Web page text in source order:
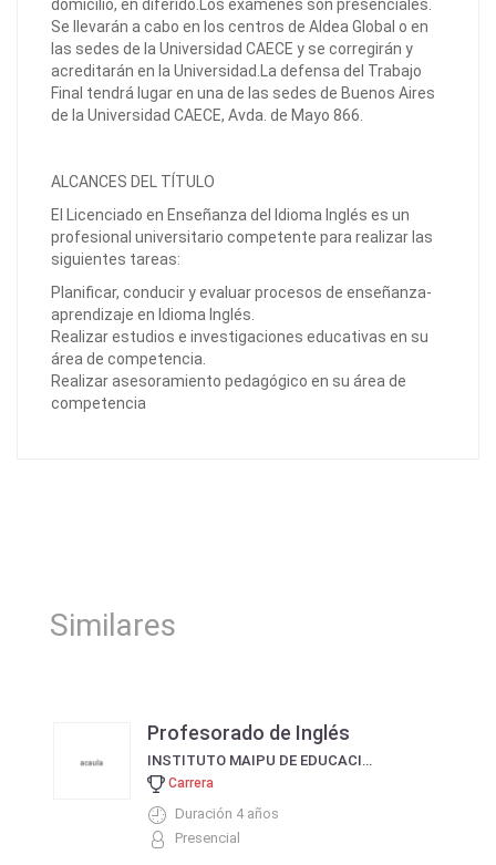
domicilio, en diferido.Los exámenes son presenciales.
Se llevarán a cabo en los centros de Aldea Global o en
las sedes de la Universidad CAECE y se corregirán y
acreditarán en la Universidad.La defensa del Trabajo
Final tendrá lugar en una de las sedes de Buenos Aires
de la Universidad CAECE, Avda. de Mayo 866.
ALCANCES DEL TÍTULO
El Licenciado en Enseñanza del Idioma Inglés es un
profesional universitario competente para realizar las
siguientes tareas:
Planificar, conducir y evaluar procesos de enseñanza-
aprendizaje en Idioma Inglés.
Realizar estudios e investigaciones educativas en su
área de competencia.
Realizar asesoramiento pedagógico en su área de
competencia
Similares
Profesorado de Inglés
INSTITUTO MAIPU DE EDUCACIÓN INTEGRAL - IMEI
Carrera
Duración 4 años
Presencial